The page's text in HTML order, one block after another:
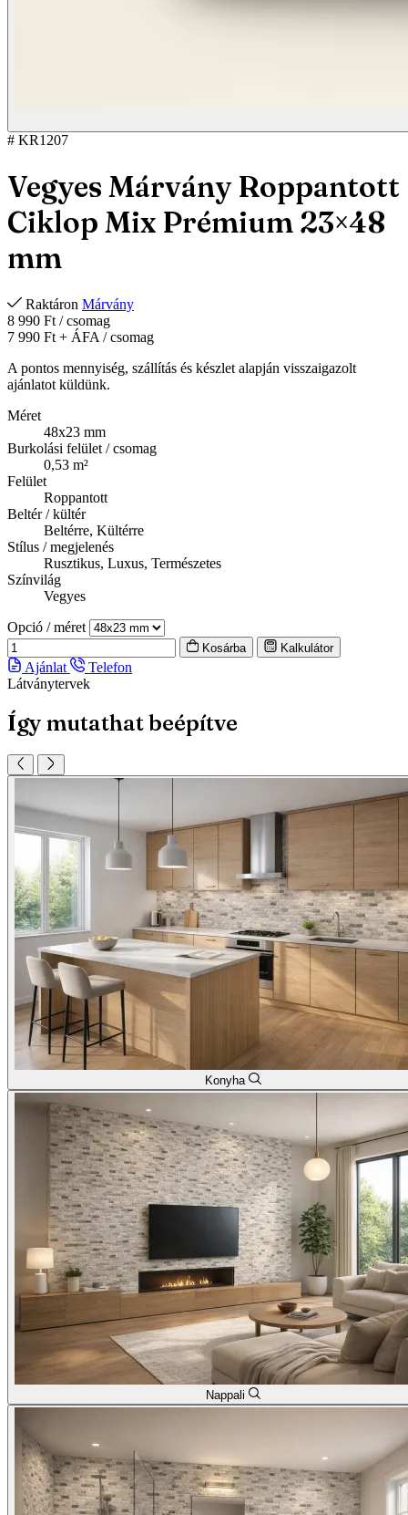
# KR1207
Vegyes Márvány Roppantott
Ciklop Mix Prémium 23×48
mm
Raktáron Márvány
8 990 Ft / csomag
7 990 Ft + ÁFA / csomag
A pontos mennyiség, szállítás és készlet alapján visszaigazolt
ajánlatot küldünk.
Méret
48x23 mm
Burkolási felület / csomag
0,53 m²
Felület
Roppantott
Beltér / kültér
Beltérre, Kültérre
Stílus / megjelenés
Rusztikus, Luxus, Természetes
Színvilág
Vegyes
Opció / méret
Kosárba Kalkulátor
Ajánlat
Telefon
Látványtervek
Így mutathat beépítve
Konyha
Nappali